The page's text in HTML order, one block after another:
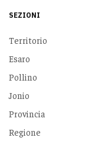
SEZIONI
Territorio
Esaro
Pollino
Jonio
Provincia
Regione